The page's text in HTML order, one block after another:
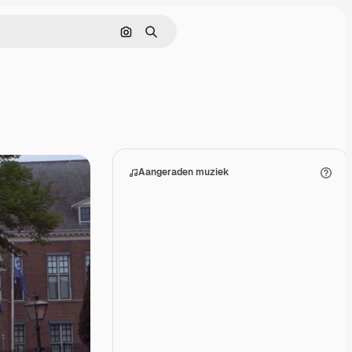
Zoeken op afbeelding
Zoeken
Aangeraden muziek